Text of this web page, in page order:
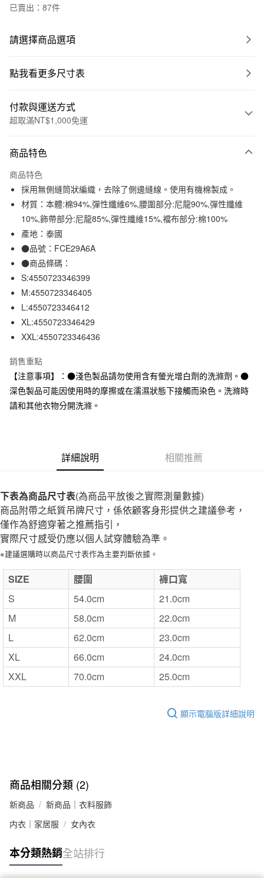
已賣出：87件
請選擇商品選項
點我看更多尺寸表
付款與運送方式
超取滿NT$1,000免運
信用卡一次付款
信用卡分期付款
3 期 0 利率 每期 NT$49 21家銀行
合作金庫商業銀行
第一商業銀行
華南商業銀行
上海商業儲蓄銀行
臺灣中小企業銀行
匯豐（台灣）商業銀行
聯邦商業銀行
元大商業銀行
玉山商業銀行
台灣樂天信用卡公司
超商取貨付款
LINE Pay
Apple Pay
街口支付
悠遊付
運送方式
全家取貨付款
每筆NT$65，滿NT$1,000(含以上)免運費
付款後全家取貨
每筆NT$65，滿NT$1,000(含以上)免運費
每筆NT$65，滿NT$1,000(含以上)免運費
付款後7-11取貨
宅配
每筆NT$150，滿NT$2,000(含以上)免運費
無印良品門市自取
商品特色
商品特色
採用無側縫筒狀編織，去除了側邊縫線。使用有機棉製成。
材質：本體:棉94%,彈性纖維6%,腰圍部分:尼龍90%,彈性纖維
10%,飾帶部分:尼龍85%,彈性纖維15%,襠布部分:棉100%
產地：泰國
●品號：FCE29A6A
●商品條碼：
S:4550723346399
M:4550723346405
L:4550723346412
XL:4550723346429
XXL:4550723346436
銷售重點
【注意事項】：●淺色製品請勿使用含有螢光增白劑的洗滌劑。●
深色製品可能因使用時的摩擦或在濡濕狀態下接觸而染色。洗滌時
請和其他衣物分開洗滌。
詳細說明 相關推薦
下表為商品尺寸表(為商品平放後之實際測量數據)
商品附帶之紙質吊牌尺寸，係依顧客身形提供之建議參考，
僅作為舒適穿著之推薦指引，
實際尺寸感受仍應以個人試穿體驗為準。
※建議選購時以商品尺寸表作為主要判斷依據。
SIZE 腰圍
褲口寬
S
54.0cm
21.0cm
M
58.0cm
22.0cm
L
62.0cm
23.0cm
XL
66.0cm
24.0cm
XXL
70.0cm 25.0cm
顯示電腦版詳細說明
商品相關分類 (2)
新商品
新商品｜衣料服飾
内衣｜家居服
女內衣
本分類熱銷全站排行